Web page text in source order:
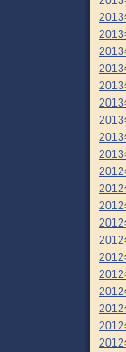
2013
2013
2013
2013
2013
2013
2013
2013
2013
2012
2012
2012
2012
2012
2012
2012
2012
2012
2012
2012